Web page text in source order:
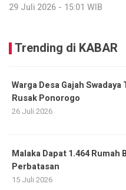
29 Juli 2026 - 15:01 WIB
Trending di KABAR
Warga Desa Gajah Swadaya
Rusak Ponorogo
26 Juli 2026
Malaka Dapat 1.464 Rumah
Perbatasan
15 Juli 2026